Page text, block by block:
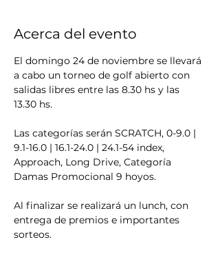
Acerca del evento
El domingo 24 de noviembre se llevará
a cabo un torneo de golf abierto con
salidas libres entre las 8.30 hs y las
13.30 hs.
Las categorías serán SCRATCH, 0-9.0 |
9.1-16.0 | 16.1-24.0 | 24.1-54 index,
Approach, Long Drive, Categoría
Damas Promocional 9 hoyos.
Al finalizar se realizará un lunch, con
entrega de premios e importantes
sorteos.